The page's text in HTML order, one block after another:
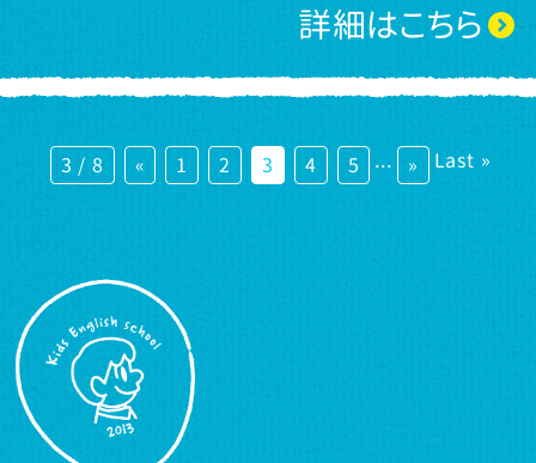
詳細はこちら
3 / 8 « 1 2 3 4 5 ... » Last »